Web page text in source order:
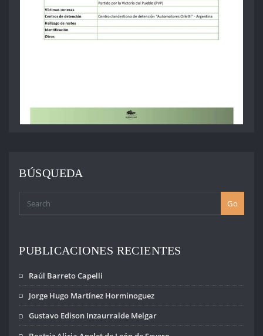
BÚSQUEDA
Go
PUBLICACIONES RECIENTES
Raúl Barreto Capelli
Jorge Hugo Martínez Horminoguez
Gustavo Edison Inzaurralde Melgar